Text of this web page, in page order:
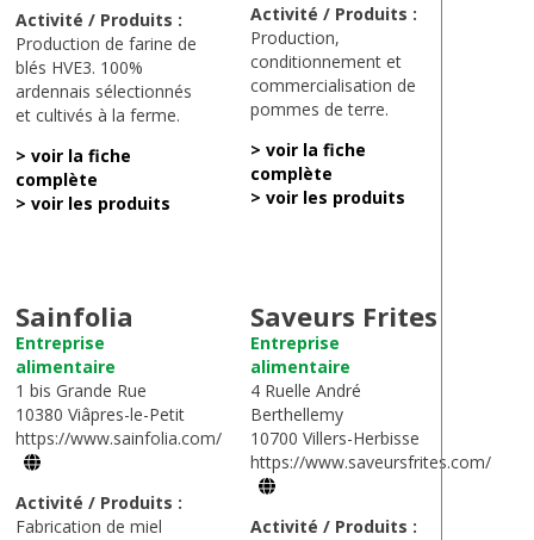
Activité / Produits :
Production de farine de
blés HVE3. 100%
ardennais sélectionnés
et cultivés à la ferme.
> voir la fiche
complète
> voir les produits
Activité / Produits :
Production,
conditionnement et
commercialisation de
pommes de terre.
> voir la fiche
complète
> voir les produits
Sainfolia
Entreprise
alimentaire
1 bis Grande Rue
10380 Viâpres-le-Petit
https://www.sainfolia.com/
Activité / Produits :
Fabrication de miel
Saveurs Frites
Entreprise
alimentaire
4 Ruelle André
Berthellemy
10700 Villers-Herbisse
https://www.saveursfrites.com/
Activité / Produits :